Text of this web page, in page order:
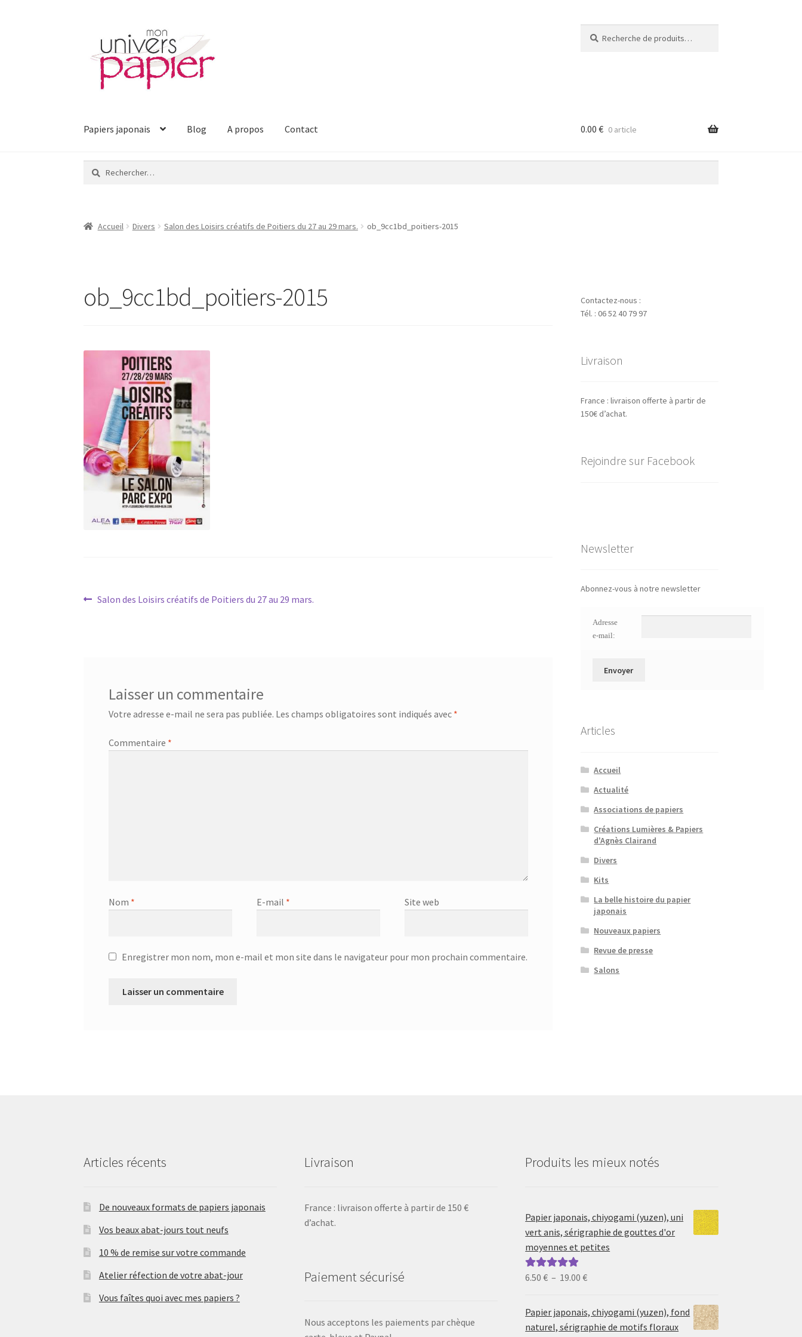
la
navigation
contenu
pour :
Papiers japonais Blog A propos Contact 0.00 € 0 article
Rechercher :
Accueil Divers Salon des Loisirs créatifs de Poitiers du 27 au 29 mars. ob_9cc1bd_poitiers-2015
ob_9cc1bd_poitiers-2015
Navigation
Article
Salon des Loisirs créatifs de Poitiers du 27 au 29 mars.
Laisser un commentaire
Votre adresse e-mail ne sera pas publiée. Les champs obligatoires sont indiqués avec *
Commentaire *
Nom * E-mail * Site web
Enregistrer mon nom, mon e-mail et mon site dans le navigateur pour mon prochain commentaire.
Contactez-nous :
Tél. : 06 52 40 79 97
Livraison
France : livraison offerte à partir de
150€ d’achat.
Rejoindre sur Facebook
Newsletter
Abonnez-vous à notre newsletter
Adresse
e-mail:
Articles
Accueil
Actualité
Associations de papiers
Créations Lumières & Papiers
d'Agnès Clairand
Divers
Kits
La belle histoire du papier
japonais
Nouveaux papiers
Revue de presse
Salons
Articles récents
De nouveaux formats de papiers japonais
Vos beaux abat-jours tout neufs
10 % de remise sur votre commande
Atelier réfection de votre abat-jour
Vous faîtes quoi avec mes papiers ?
Livraison
France : livraison offerte à partir de 150 €
d’achat.
Paiement sécurisé
Nous acceptons les paiements par chèque
Produits les mieux notés
Papier japonais, chiyogami (yuzen), uni
vert anis, sérigraphie de gouttes d'or
moyennes et petites
Note5.00sur
6.50€ – 19.00€Plage
prix :
6.50 €
Papier japonais, chiyogami (yuzen), fond
naturel, sérigraphie de motifs floraux